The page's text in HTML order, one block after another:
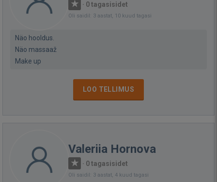
· 0 tagasisidet
Oli saidil: 3 aastat, 10 kuud tagasi
Näo hooldus.
Näo massaaž
Make up
LOO TELLIMUS
Valeriia Hornova
· 0 tagasisidet
Oli saidil: 3 aastat, 4 kuud tagasi